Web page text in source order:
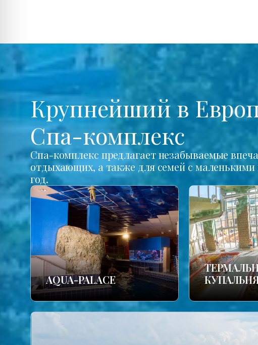
Крупнейший в
Спа-комплекс
Спа-комплекс предлагает незабываемые
отдыхающих, а также для семей с
год.
AQUA-PALACE